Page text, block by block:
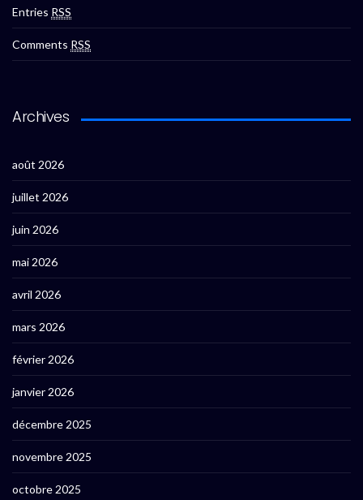
Entries RSS
Comments RSS
Archives
août 2026
juillet 2026
juin 2026
mai 2026
avril 2026
mars 2026
février 2026
janvier 2026
décembre 2025
novembre 2025
octobre 2025